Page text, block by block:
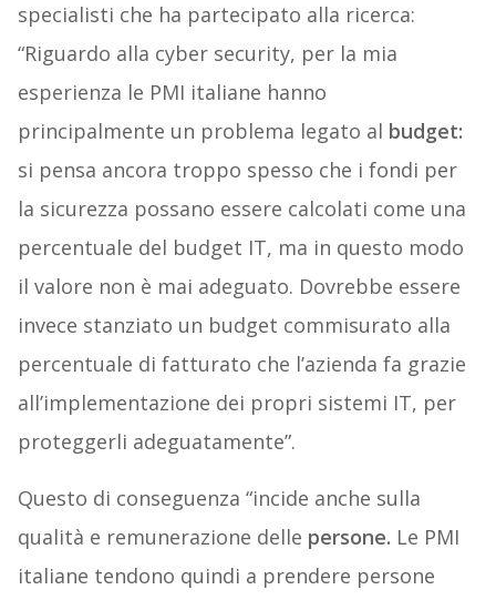
specialisti che ha partecipato alla ricerca:
“Riguardo alla cyber security, per la mia
esperienza le PMI italiane hanno
principalmente un problema legato al budget:
si pensa ancora troppo spesso che i fondi per
la sicurezza possano essere calcolati come una
percentuale del budget IT, ma in questo modo
il valore non è mai adeguato. Dovrebbe essere
invece stanziato un budget commisurato alla
percentuale di fatturato che l’azienda fa grazie
all’implementazione dei propri sistemi IT, per
proteggerli adeguatamente”.
Questo di conseguenza “incide anche sulla
qualità e remunerazione delle persone. Le PMI
italiane tendono quindi a prendere persone